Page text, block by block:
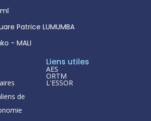
Patrice LUMUMBA
- MALI
de
Liens utiles
AES
ORTM
L'ESSOR